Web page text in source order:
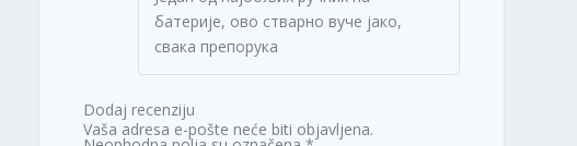
батерије, ово стварно вуче јако,
свака препорука
Dodaj recenziju
Vaša adresa e-pošte neće biti objavljena.